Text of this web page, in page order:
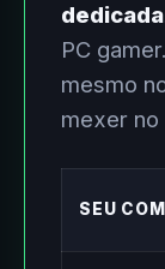
dedicada
PC
mesmo
mexer no
SEU